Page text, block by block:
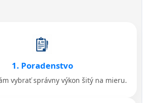
1. Poradenstvo
vybrať správny výkon šitý na mieru.